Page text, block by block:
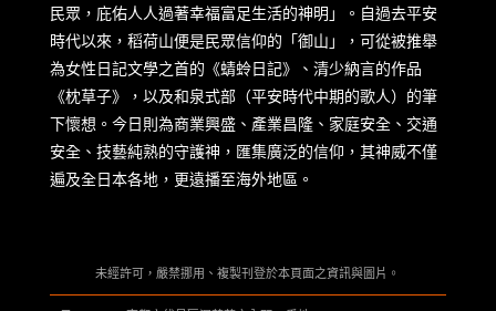
民眾，庇佑人人過著幸福富足生活的神明」。自過去平安
時代以來，稻荷山便是民眾信仰的「御山」，可從被推舉
為女性日記文學之首的《蜻蛉日記》、清少納言的作品
《枕草子》，以及和泉式部（平安時代中期的歌人）的筆
下懷想。今日則為商業興盛、產業昌隆、家庭安全、交通
安全、技藝純熟的守護神，匯集廣泛的信仰，其神威不僅
遍及全日本各地，更遠播至海外地區。
未經許可，嚴禁挪用、複製刊登於本頁面之資訊與圖片。